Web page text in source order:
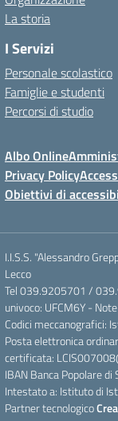
La storia
I Servizi
Personale scolastico
Famiglie e studenti
Percorsi di studio
Albo Online
Privacy Policy
Obiettivi di
I.I.S.S. "Alessandro
Lecco
Tel 039.9205701 /
univoco: UFCM6Y -
Codici meccanografici:
Posta elettronica
certificata:
IBAN Banca Popolare
Intestato a: Istituto di
Partner tecnologico